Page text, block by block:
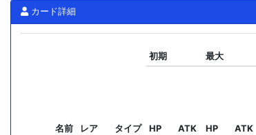
カード詳細
名前 レア タイプ
初期 最大
HP ATK HP ATK